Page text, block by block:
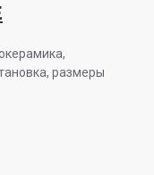
размеры